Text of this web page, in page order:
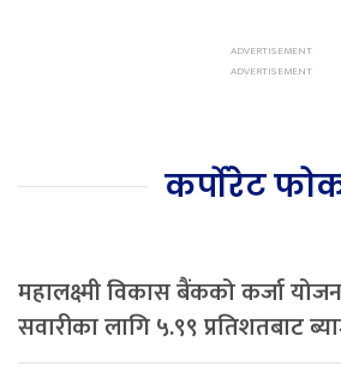
कर्पोरेट
महालक्ष्मी विकास बैंकको कर्जा
सवारीका लागि ५.९९ प्रतिशतबाट